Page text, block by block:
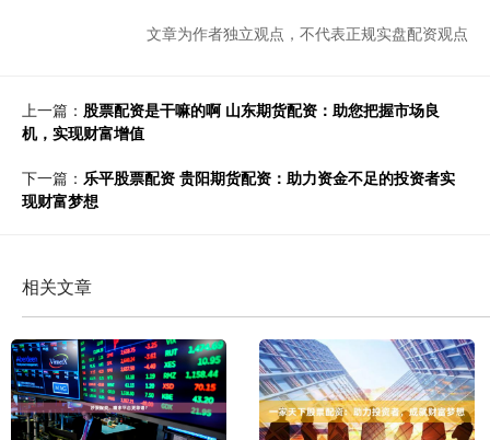
文章为作者独立观点，不代表正规实盘配资观点
上一篇： 股票配资是干嘛的啊 山东期货配资：助您把握市场良
机，实现财富增值
下一篇： 乐平股票配资 贵阳期货配资：助力资金不足的投资者实
现财富梦想
相关文章